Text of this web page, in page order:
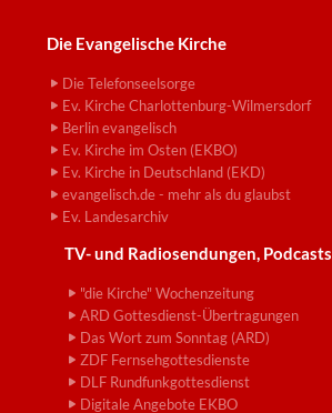
Die Evangelische Kirche
Die Telefonseelsorge
Ev. Kirche Charlottenburg-Wilmersdorf
Berlin evangelisch
Ev. Kirche im Osten (EKBO)
Ev. Kirche in Deutschland (EKD)
evangelisch.de - mehr als du glaubst
Ev. Landesarchiv
TV- und Radiosendungen, Podcasts
"die Kirche" Wochenzeitung
ARD Gottesdienst-Übertragungen
Das Wort zum Sonntag (ARD)
ZDF Fernsehgottesdienste
DLF Rundfunkgottesdienst
Digitale Angebote EKBO